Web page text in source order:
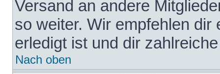
Versand an andere
so weiter. Wir empfehlen
erledigt ist und dir
Nach oben